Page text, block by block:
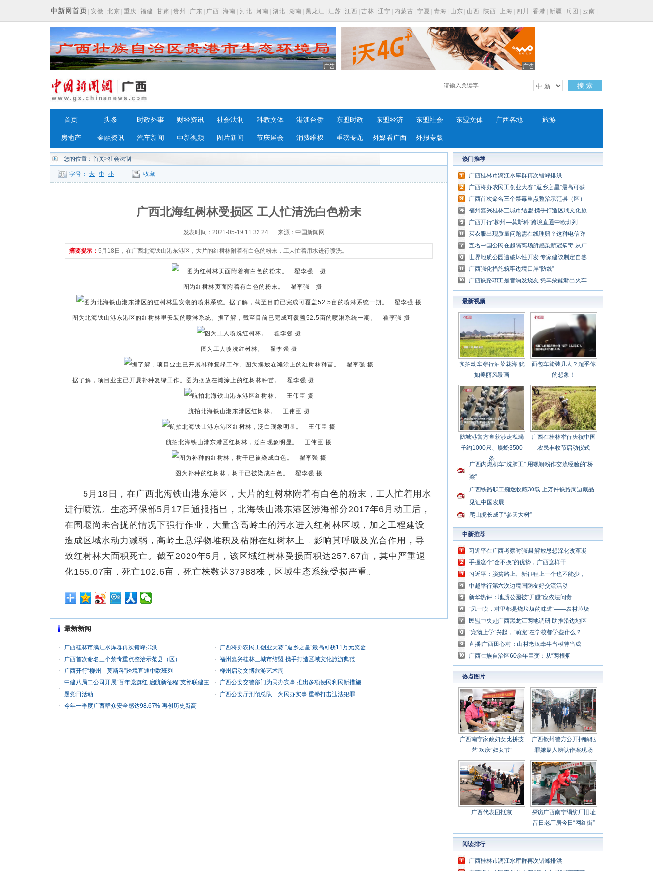
中新网首页 安徽 北京 重庆 福建 甘肃 贵州 广东 广西 海南 河北 河南 湖北 湖南 黑龙江 江苏 江西 吉林 辽宁 内蒙古 宁夏 青海 山东 山西 陕西 上海 四川 香港 新疆 兵团 云南
广告 广告
搜 索
首页 头条 时政外事 财经资讯 社会法制 科教文体 港澳台侨 东盟时政 东盟经济 东盟社会 东盟文体 广西各地 旅游
房地产 金融资讯 汽车新闻 中新视频 图片新闻 节庆展会 消费维权 重磅专题 外媒看广西 外报专版
您的位置： 首页>社会法制
字号： 大 中 小 收藏
广西北海红树林受损区 工人忙清洗白色粉末
发表时间：2021-05-19 11:32:24 来源：中国新闻网
摘要提示： 5月18日，在广西北海铁山港东港区，大片的红树林附着有白色的粉末，工人忙着用水进行喷洗。
图为红树林页面附着有白色的粉末。 翟李强 摄
图为北海铁山港东港区的红树林里安装的喷淋系统。据了解，截至目前已完成可覆盖52.5亩的喷淋系统一期。 翟李强 摄
图为工人喷洗红树林。 翟李强 摄
据了解，项目业主已开展补种复绿工作。图为摆放在滩涂上的红树林种苗。 翟李强 摄
航拍北海铁山港东港区红树林。 王伟臣 摄
航拍北海铁山港东港区红树林，泛白现象明显。 王伟臣 摄
图为补种的红树林，树干已被染成白色。 翟李强 摄
5月18日，在广西北海铁山港东港区，大片的红树林附着有白色的粉末，工人忙着用水
进行喷洗。生态环保部5月17日通报指出，北海铁山港东港区涉海部分2017年6月动工后，
在围堰尚未合拢的情况下强行作业，大量含高岭土的污水进入红树林区域，加之工程建设
造成区域水动力减弱，高岭土悬浮物堆积及粘附在红树林上，影响其呼吸及光合作用，导
致红树林大面积死亡。截至2020年5月，该区域红树林受损面积达257.67亩，其中严重退
化155.07亩，死亡102.6亩，死亡株数达37988株，区域生态系统受损严重。
最新新闻
广西桂林市漓江水库群再次错峰排洪
广西将办农民工创业大赛 “返乡之星”最高可获11万元奖金
广西首次命名三个禁毒重点整治示范县（区）
福州嘉兴桂林三城市结盟 携手打造区域文化旅游典范
广西开行“柳州—莫斯科”跨境直通中欧班列
柳州启动文博旅游艺术周
中建八局二公司开展“百年党旗红 启航新征程”支部联建主
题党日活动
广西公安交警部门为民办实事 推出多项便民利民新措施
广西公安厅刑侦总队：为民办实事 重拳打击违法犯罪
今年一季度广西群众安全感达98.67% 再创历史新高
热门推荐
广西桂林市漓江水库群再次错峰排洪
广西将办农民工创业大赛 “返乡之星”最高可获
11万元奖金
广西首次命名三个禁毒重点整治示范县（区）
福州嘉兴桂林三城市结盟 携手打造区域文化旅
游典范
广西开行“柳州—莫斯科”跨境直通中欧班列
买衣服出现质量问题需在线理赔？这种电信诈
骗让人很容易上当
五名中国公民在越隔离场所感染新冠病毒 从广
西凭祥入境后全程闭环管理治疗病情稳定
世界地质公园遭破坏性开发 专家建议制定自然
保护地法
广西强化措施筑牢边境口岸“防线”
广西铁路职工是音响发烧友 凭耳朵能听出火车
故障
最新视频
实拍动车穿行油菜花海 犹
如美丽风景画
面包车能装几人？超乎你
的想象！
防城港警方查获涉走私蝎
子约1000只、蜈蚣3500
条
广西在桂林举行庆祝中国
农民丰收节启动仪式
广西内燃机车“洗肺工” 用螺蛳粉作交流经验的“桥
梁”
广西铁路职工痴迷收藏30载 上万件铁路周边藏品
见证中国发展
爬山虎长成了“参天大树”
中新推荐
习近平在广西考察时强调 解放思想深化改革凝
心聚力担当实干 建设新时代中国特色社会主义
壮美
手握这个“金不换”的优势，广西这样干
习近平：脱贫路上、新征程上一个也不能少，
中国共产党说话算数
中越举行第六次边境国防友好交流活动
新华热评：地质公园被“开膛”应依法问责
“风一吹，村里都是烧垃圾的味道”——农村垃圾
处理谁来管？
民盟中央赴广西黑龙江两地调研 助推沿边地区
加快布局发展
“宠物上学”兴起，“萌宠”在学校都学些什么？
直播|广西田心村：山村老汉牵牛当模特当成
了“网红”
广西壮族自治区60余年巨变：从“两根烟
囱”到“广西制造”走向东盟
热点图片
广西南宁家政妇女比拼技
艺 欢庆“妇女节”
广西钦州警方公开押解犯
罪嫌疑人辨认作案现场
广西代表团抵京
探访广西南宁绢纺厂旧址
昔日老厂房今日“网红街”
阅读排行
广西桂林市漓江水库群再次错峰排洪